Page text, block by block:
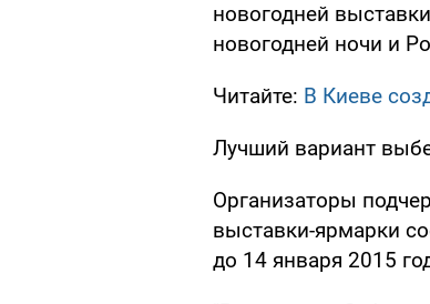
новогодней
новогодней ночи и
Читайте: В Киеве
Лучший вариант
Организаторы
выставки-ярмарки
до 14 января 2015